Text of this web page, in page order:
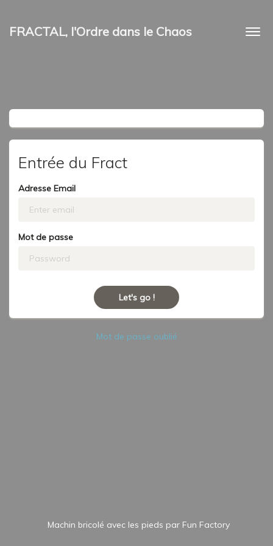
FRACTAL, l'Ordre dans le Chaos
Entrée du Fract
Adresse Email
Mot de passe
Let's go !
Mot de passe oublié
Machin bricolé avec les pieds par Fun Factory